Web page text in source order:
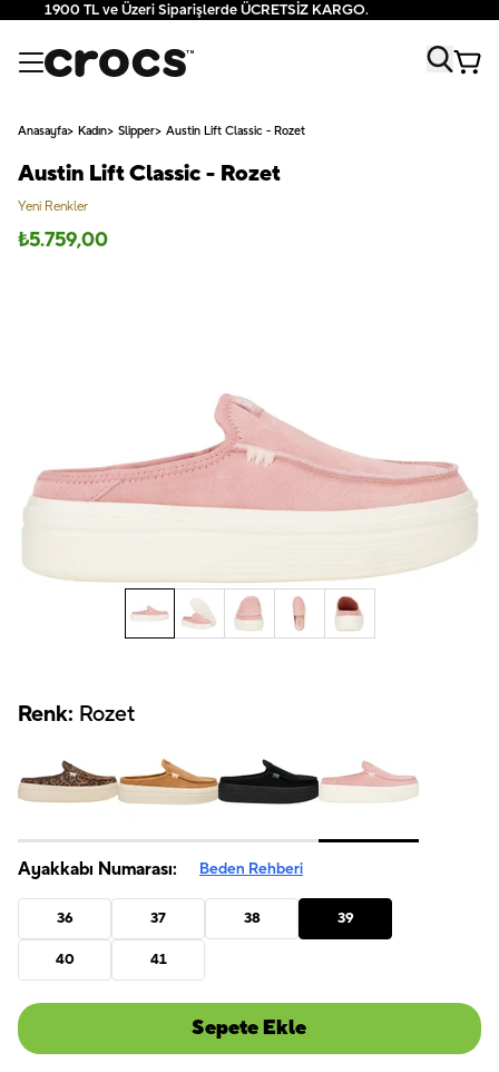
1900 TL ve Üzeri Siparişlerde ÜCRETSİZ KARGO.
Anasayfa Kadın Slipper Austin Lift Classic - Rozet
Austin Lift Classic - Rozet
Yeni Renkler
₺5.759,00
Renk: Rozet
Ayakkabı Numarası: Beden Rehberi
36 37 38 39
40 41
Sepete Ekle